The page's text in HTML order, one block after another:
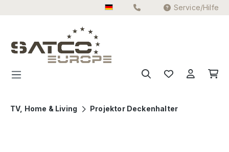
Zum Hauptinhalt springen Service/Hilfe
TV, Home & Living Projektor Deckenhalter